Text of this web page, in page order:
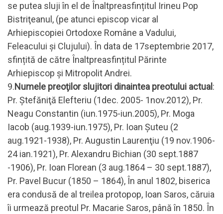
se putea sluji în el de Înaltpreasfințitul Irineu Pop
Bistriţeanul, (pe atunci episcop vicar al
Arhiepiscopiei Ortodoxe Române a Vadului,
Feleacului şi Clujului). În data de 17septembrie 2017,
sfințită de către Înaltpreasfințitul Părinte
Arhiepiscop și Mitropolit Andrei.
9.Numele preoţilor slujitori dinaintea preotului actual :
Pr. Ştefăniţă Elefteriu (1dec. 2005- 1nov.2012), Pr.
Neagu Constantin (iun.1975-iun.2005), Pr. Moga
Iacob (aug.1939-iun.1975), Pr. Ioan Şuteu (2
aug.1921-1938), Pr. Augustin Laurenţiu (19 nov.1906-
24 ian.1921), Pr. Alexandru Bichian (30 sept.1887
-1906), Pr. Ioan Florean (3 aug.1864 – 30 sept.1887),
Pr. Pavel Bucur (1850 – 1864), În anul 1802, biserica
era condusă de al treilea protopop, Ioan Saros, căruia
îi urmează preotul Pr. Macarie Saros, până în 1850. În